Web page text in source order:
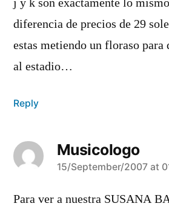
j y k son exactamente lo
diferencia de precios de 29
estas metiendo un floraso
al estadio…
Reply
Musicologo
says:
15/September/2007 at
Para ver a nuestra SUSANA